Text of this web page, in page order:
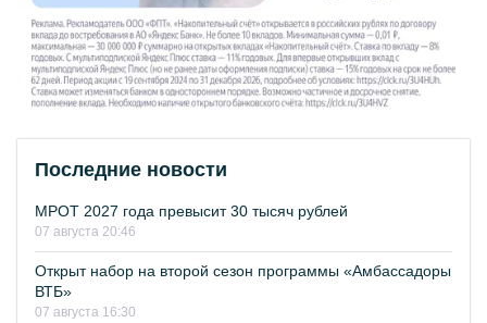
Последние новости
МРОТ 2027 года превысит 30 тысяч рублей
07 августа 20:46
Открыт набор на второй сезон программы «Амбассадоры
ВТБ»
07 августа 16:30